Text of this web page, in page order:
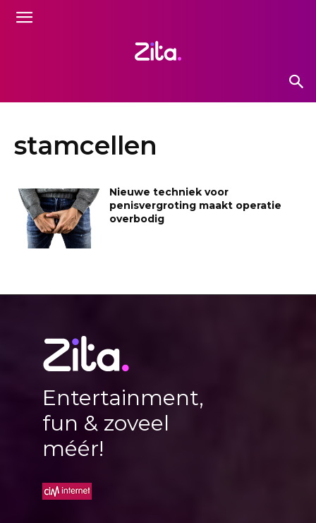
stamcellen
Nieuwe techniek voor
penisvergroting maakt operatie
overbodig
Entertainment,
fun & zoveel
méér!